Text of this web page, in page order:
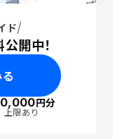
ド
開中！
円分
限あり